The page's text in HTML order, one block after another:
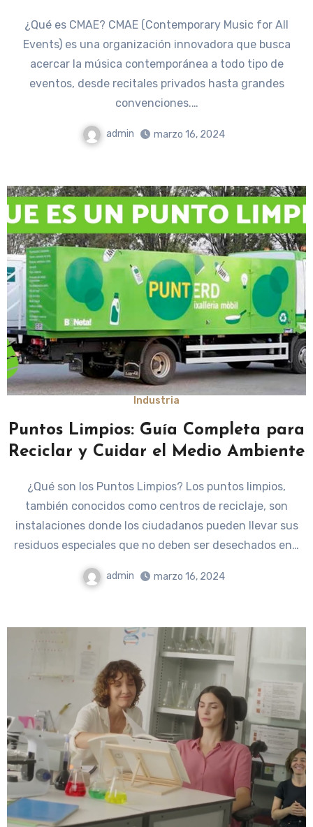
¿Qué es CMAE? CMAE (Contemporary Music for All
Events) es una organización innovadora que busca
acercar la música contemporánea a todo tipo de
eventos, desde recitales privados hasta grandes
convenciones.…
admin marzo 16, 2024
Industria
Puntos Limpios: Guía Completa para
Reciclar y Cuidar el Medio Ambiente
¿Qué son los Puntos Limpios? Los puntos limpios,
también conocidos como centros de reciclaje, son
instalaciones donde los ciudadanos pueden llevar sus
residuos especiales que no deben ser desechados en…
admin marzo 16, 2024